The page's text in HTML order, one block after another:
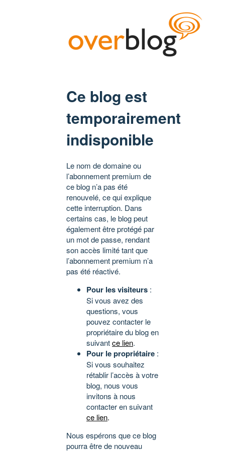
Ce blog est
temporairement
indisponible
Le nom de domaine ou
l’abonnement premium de
ce blog n’a pas été
renouvelé, ce qui explique
cette interruption. Dans
certains cas, le blog peut
également être protégé par
un mot de passe, rendant
son accès limité tant que
l’abonnement premium n’a
pas été réactivé.
Pour les visiteurs :
Si vous avez des
questions, vous
pouvez contacter le
propriétaire du blog en
suivantce lien.
Pour le propriétaire :
Si vous souhaitez
rétablir l’accès à votre
blog, nous vous
invitons à nous
contacter en suivant
ce lien.
Nous espérons que ce blog
pourra être de nouveau